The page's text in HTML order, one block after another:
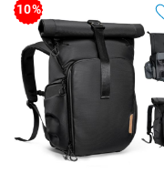
Switcheras
de
video
Cine
Cinema
Lentes
Cine
10%